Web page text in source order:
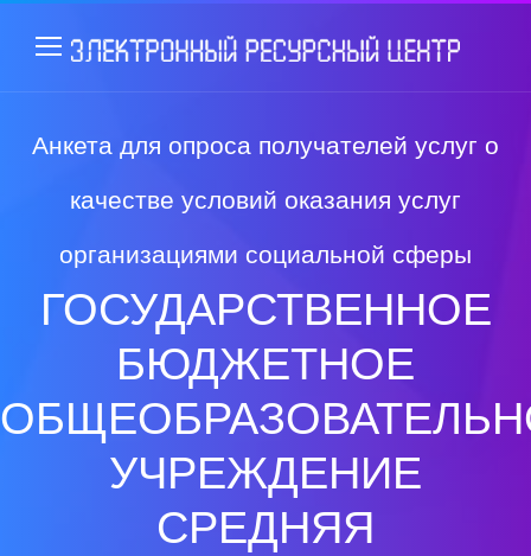
Анкета для опроса получателей услуг о
качестве условий оказания услуг
организациями социальной сферы
ГОСУДАРСТВЕННОЕ
БЮДЖЕТНОЕ
УЧРЕЖДЕНИЕ
СРЕДНЯЯ